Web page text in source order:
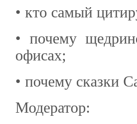
• кто самый
• почему
офисах;
• почему сказки
Модератор: